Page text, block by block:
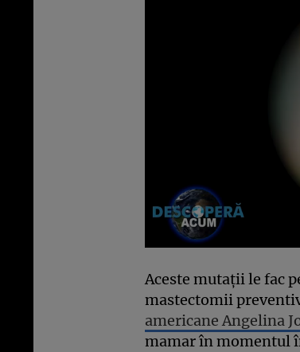
Aceste mutaţii le fac
mastectomii
americane Angelina
mamar în momentul